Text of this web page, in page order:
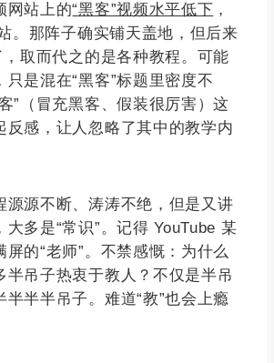
网站上的“黑客”视频水平低下 ，
。那阵子确实铺天盖地，但后来
，取而代之的是各种教程。可能
只是混在“黑客”标题里密度不
”（冒充黑客、假装很厉害）这
反感，让人忽略了其中的教学内
源源不断、涛涛不绝，但是又讲
多是“常识”。记得 YouTube 某
屏的“老师”。不禁感慨：为什么
半吊子热衷于教人？不仅是半吊
半半半吊子。难道“教”也会上瘾